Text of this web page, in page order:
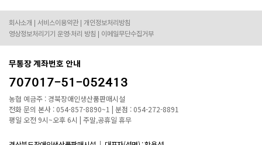
회사소개 서비스이용약관
개인정보처리방침
영상정보처리기기 운영·처리 방침
이메일무단수집거부
무통장 계좌번호 안내
707017-51-052413
농협 예금주 : 경북장애인생산품판매시설
전화 문의 본사 : 054-857-8890~1 | 분점 : 054-272-8891
평일 오전 9시~오후 6시 | 주말,공휴일 휴무